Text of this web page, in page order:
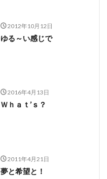
2012年10月12日
ゆる～い感じで
2016年4月13日
Ｗｈａｔ’ｓ？
2011年4月21日
夢と希望と！